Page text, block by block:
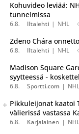
Kohuvideo leviää:
tunnelmissa
6.8. Iltalehti NHL
Zdeno Chára
6.8. Iltalehti NHL
Madison Square
syytteessä -
6.8. Sportti.com NHL
Seuraava uutinen on
Listaa uutisen kaikki versiot
Pikkuleijonat kaatoi
välierissä vastassa
6.8. Karjalainen NHL